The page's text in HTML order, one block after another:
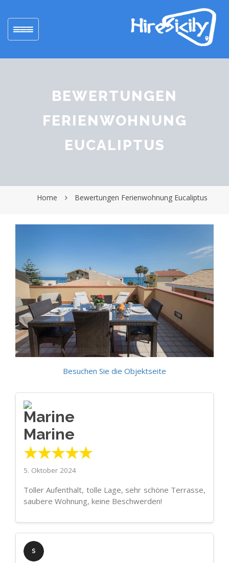
Toggle
navigation
BEWERTUNGEN
FERIENWOHNUNG
EUCALIPTUS
Home Bewertungen Ferienwohnung Eucaliptus
Besuchen Sie die Objektseite
Marine
★★★★★
5. Oktober 2024
Toller Aufenthalt, tolle Lage, sehr schöne Terrasse,
saubere Wohnung, keine Beschwerden!